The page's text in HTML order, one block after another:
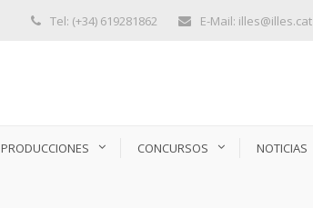
Tel: (+34) 619281862 E-Mail: illes@illes.cat
PRODUCCIONES CONCURSOS NOTICIAS